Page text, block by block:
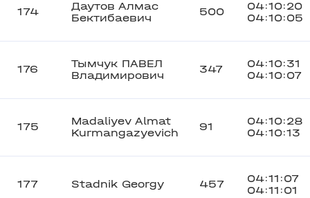
174
Даутов Алмас
Бектибаевич
500
04:10:20
04:10:05
176
Тымчук ПАВЕЛ
Владимирович
347
04:10:31
04:10:07
175
Madaliyev Almat
Kurmangazyevich
91
04:10:28
04:10:13
177 Stadnik Georgy 457
04:11:07
04:11:01